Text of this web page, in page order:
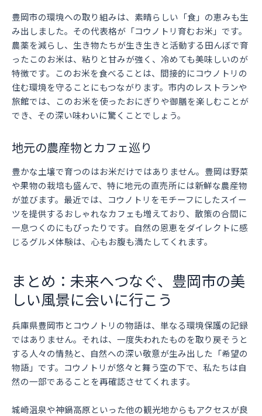
豊岡市の環境への取り組みは、素晴らしい「食」の恵みも生
み出しました。その代表格が「コウノトリ育むお米」です。
農薬を減らし、生き物たちが生き生きと活動する田んぼで育
ったこのお米は、粘りと甘みが強く、冷めても美味しいのが
特徴です。このお米を食べることは、間接的にコウノトリの
住む環境を守ることにもつながります。市内のレストランや
旅館では、このお米を使ったおにぎりや御膳を楽しむことが
でき、その深い味わいに驚くことでしょう。
地元の農産物とカフェ巡り
豊かな土壌で育つのはお米だけではありません。豊岡は野菜
や果物の栽培も盛んで、特に地元の直売所には新鮮な農産物
が並びます。最近では、コウノトリをモチーフにしたスイー
ツを提供するおしゃれなカフェも増えており、散策の合間に
一息つくのにもぴったりです。自然の恩恵をダイレクトに感
じるグルメ体験は、心もお腹も満たしてくれます。
まとめ：未来へつなぐ、豊岡市の美
しい風景に会いに行こう
兵庫県豊岡市とコウノトリの物語は、単なる環境保護の記録
ではありません。それは、一度失われたものを取り戻そうと
する人々の情熱と、自然への深い敬意が生み出した「希望の
物語」です。コウノトリが悠々と舞う空の下で、私たちは自
然の一部であることを再確認させてくれます。
城崎温泉や神鍋高原といった他の観光地からもアクセスが良